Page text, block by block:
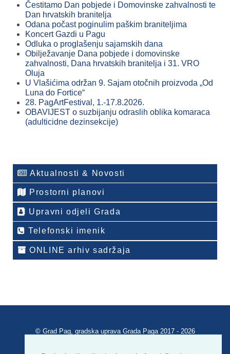
Čestitamo Dan pobjede i Domovinske zahvalnosti te
Dan hrvatskih branitelja
Odana počast poginulim paškim braniteljima
Koncert Gazdi u Pagu
Odluka o proglašenju sajamskih dana
Obilježavanje Dana pobjede i domovinske
zahvalnosti, Dana hrvatskih branitelja i 31. VRO
Oluja
U Vlašićima održan 9. Sajam otočnih proizvoda „Od
Luna do Fortice“
28. PagArtFestival, 1.-17.8.2026.
OBAVIJEST o suzbijanju odraslih oblika komaraca
(adulticidne dezinsekcije)
Aktualnosti & Novosti
Prostorni planovi
Upravni odjeli Grada
Telefonski imenik
ONLINE arhiv sadržaja
© Grad Pag, gradska uprava Grada Paga 2017 - 2026